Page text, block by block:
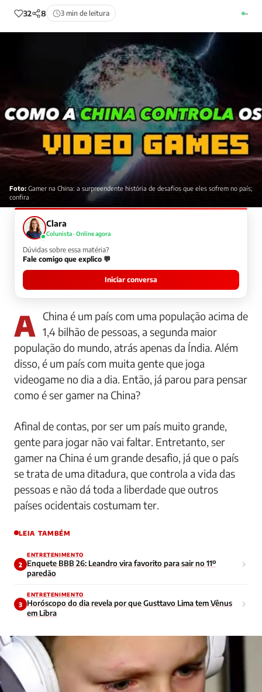
32 8 3 min de leitura –
Foto: Gamer na China: a surpreendente história de desafios que eles sofrem no país;
confira
Clara
Colunista · Online agora
Dúvidas sobre essa matéria?
Fale comigo que explico 💬
Iniciar conversa
A China é um país com uma população acima de 1,4 bilhão de pessoas, a segunda maior
população do mundo, atrás apenas da Índia. Além
disso, é um país com muita gente que joga
videogame no dia a dia. Então, já parou para pensar
como é ser gamer na China?
Afinal de contas, por ser um país muito grande,
gente para jogar não vai faltar. Entretanto, ser
gamer na China é um grande desafio, já que o país
se trata de uma ditadura, que controla a vida das
pessoas e não dá toda a liberdade que outros
países ocidentais costumam ter.
LEIA TAMBÉM
2
ENTRETENIMENTO
Enquete BBB 26: Leandro vira favorito para sair no 11º
paredão
3
ENTRETENIMENTO
Horóscopo do dia revela por que Gusttavo Lima tem Vênus
em Libra